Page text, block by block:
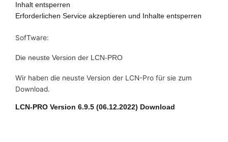
Inhalt entsperren
Erforderlichen Service akzeptieren und Inhalte entsperren
SofTware:
Die neuste Version der LCN-PRO
Wir haben die neuste Version der LCN-Pro für sie zum
Download.
LCN-PRO Version 6.9.5 (06.12.2022) Download